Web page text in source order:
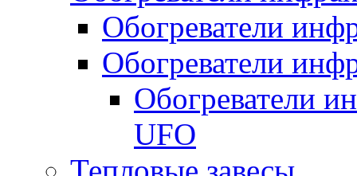
Обогреватели
Обогреватели
Обогреватели
UFO